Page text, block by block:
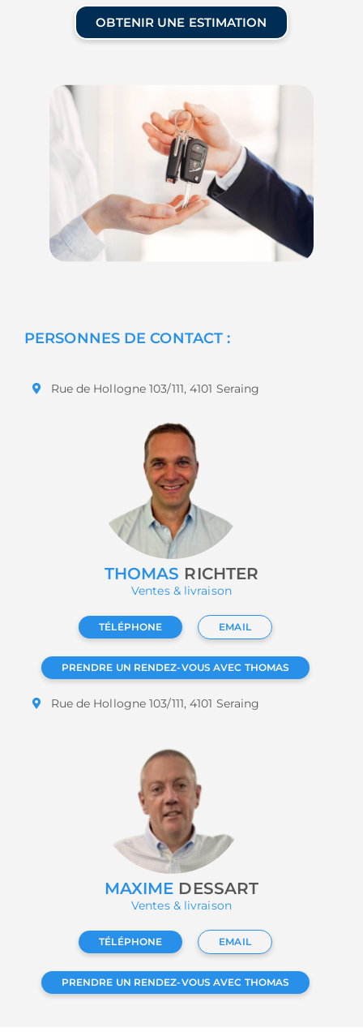
OBTENIR UNE ESTIMATION
PERSONNES DE CONTACT :
Rue de Hollogne 103/111, 4101 Seraing
THOMAS RICHTER
Ventes & livraison
TÉLÉPHONE EMAIL
PRENDRE UN RENDEZ-VOUS AVEC THOMAS
Rue de Hollogne 103/111, 4101 Seraing
MAXIME DESSART
Ventes & livraison
TÉLÉPHONE EMAIL
PRENDRE UN RENDEZ-VOUS AVEC THOMAS